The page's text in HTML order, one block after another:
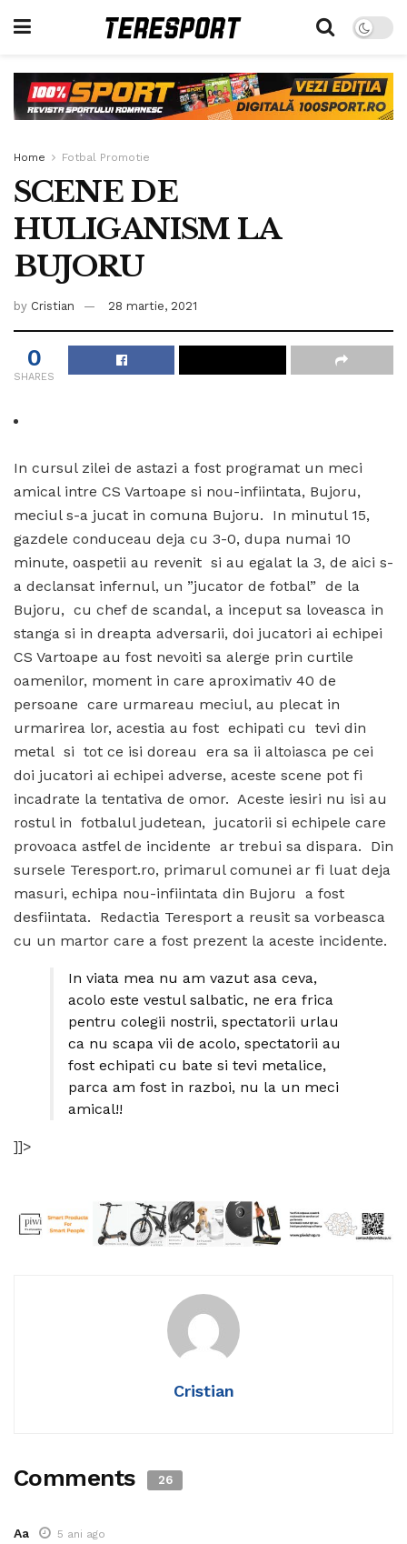
Home Fotbal Promotie
SCENE DE
HULIGANISM LA
BUJORU
by Cristian 28 martie, 2021
0
SHARES
In cursul zilei de astazi a fost programat un meci
amical intre CS Vartoape si nou-infiintata, Bujoru,
meciul s-a jucat in comuna Bujoru. In minutul 15,
gazdele conduceau deja cu 3-0, dupa numai 10
minute, oaspetii au revenit si au egalat la 3, de aici s-
a declansat infernul, un ”jucator de fotbal” de la
Bujoru, cu chef de scandal, a inceput sa loveasca in
stanga si in dreapta adversarii, doi jucatori ai echipei
CS Vartoape au fost nevoiti sa alerge prin curtile
oamenilor, moment in care aproximativ 40 de
persoane care urmareau meciul, au plecat in
urmarirea lor, acestia au fost echipati cu tevi din
metal si tot ce isi doreau era sa ii altoiasca pe cei
doi jucatori ai echipei adverse, aceste scene pot fi
incadrate la tentativa de omor. Aceste iesiri nu isi au
rostul in fotbalul judetean, jucatorii si echipele care
provoaca astfel de incidente ar trebui sa dispara. Din
sursele Teresport.ro, primarul comunei ar fi luat deja
masuri, echipa nou-infiintata din Bujoru a fost
desfiintata. Redactia Teresport a reusit sa vorbeasca
cu un martor care a fost prezent la aceste incidente.
In viata mea nu am vazut asa ceva,
acolo este vestul salbatic, ne era frica
pentru colegii nostrii, spectatorii urlau
ca nu scapa vii de acolo, spectatorii au
fost echipati cu bate si tevi metalice,
parca am fost in razboi, nu la un meci
amical!!
]]>
Cristian
Comments 26
Aa 5 ani ago